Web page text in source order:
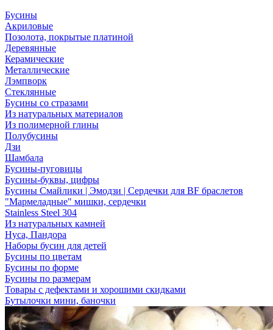
Бусины
Акриловые
Позолота, покрытые платиной
Деревянные
Керамические
Металлические
Лэмпворк
Стеклянные
Бусины со стразами
Из натуральных материалов
Из полимерной глины
Полубусины
Дзи
Шамбала
Бусины-пуговицы
Бусины-буквы, цифры
Бусины Смайлики | Эмодзи | Сердечки для BF браслетов
"Мармеладные" мишки, сердечки
Stainless Steel 304
Из натуральных камней
Нуса, Пандора
Наборы бусин для детей
Бусины по цветам
Бусины по форме
Бусины по размерам
Товары с дефектами и хорошими скидками
Бутылочки мини, баночки